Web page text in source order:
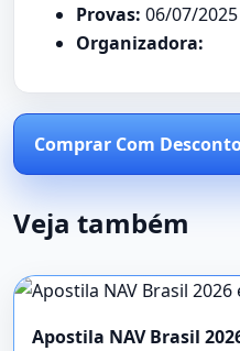
Provas: 06/07/2025
Organizadora:
Comprar Com
Veja também
Apostila NAV Brasil